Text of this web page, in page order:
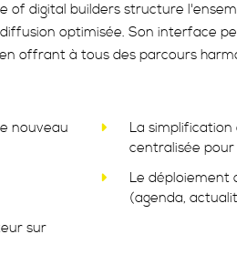
of digital builders structure
optimisée. Son interface
offrant à tous des parcours
nouveau
sur
La
centralisée
Le déploiement
(agenda,